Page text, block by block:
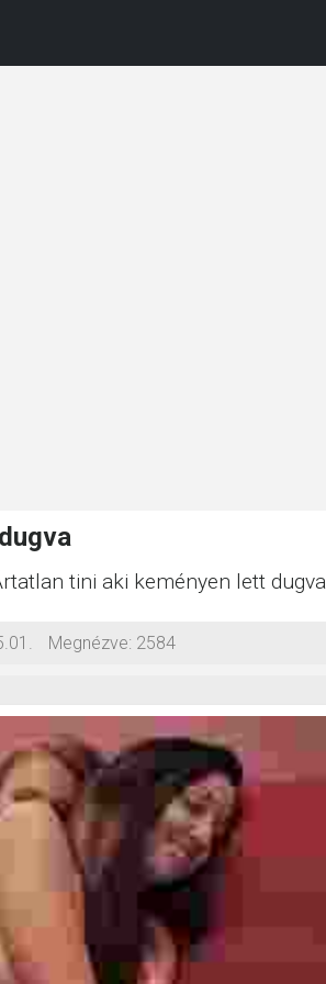
tini aki keményen lett dugva.
Megnézve: 2584